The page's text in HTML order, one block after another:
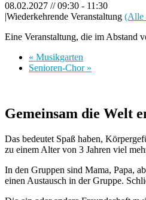
08.02.2027 // 09:30 - 11:30
|Wiederkehrende Veranstaltung (Alle
Eine Veranstaltung, die im Abstand
« Musikgarten
Senioren-Chor »
Gemeinsam die Welt
Das bedeutet Spaß haben,
zu einem Alter von 3 Jahren viel
In den Gruppen sind Mama, Papa,
einen Austausch in der Gruppe.